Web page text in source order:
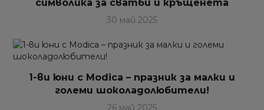
символика за сватби и кръщенета
30 май 2025
1-ви юни с Modica – празник за малки и
големи шоколадолюбители!
26 май 2025